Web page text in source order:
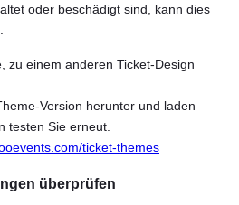
oder beschädigt sind, kann dies
zu einem anderen Ticket-Design
Version herunter und laden
testen Sie erneut.
ticket-themes
überprüfen